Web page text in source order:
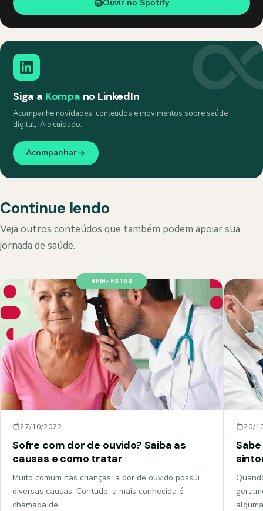
Ouvir no Spotify
Siga a Kompa no LinkedIn
Acompanhe novidades, conteúdos e movimentos sobre saúde
digital, IA e cuidado.
Acompanhar
Continue lendo
Veja outros conteúdos que também podem apoiar sua
jornada de saúde.
BEM-ESTAR
27/10/2022
Sofre com dor de ouvido? Saiba as
causas e como tratar
Muito comum nas crianças, a dor de ouvido possui
diversas causas. Contudo, a mais conhecida é
chamada de…
20/